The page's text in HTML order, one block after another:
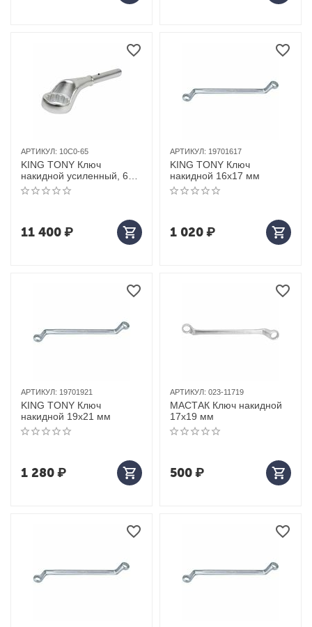
АРТИКУЛ: 10C0-65
KING TONY Ключ
накидной усиленный, 65
мм
11 400₽
АРТИКУЛ: 19701617
KING TONY Ключ
накидной 16x17 мм
1 020₽
АРТИКУЛ: 19701921
KING TONY Ключ
накидной 19x21 мм
1 280₽
АРТИКУЛ: 023-11719
МАСТАК Ключ накидной
17х19 мм
500₽